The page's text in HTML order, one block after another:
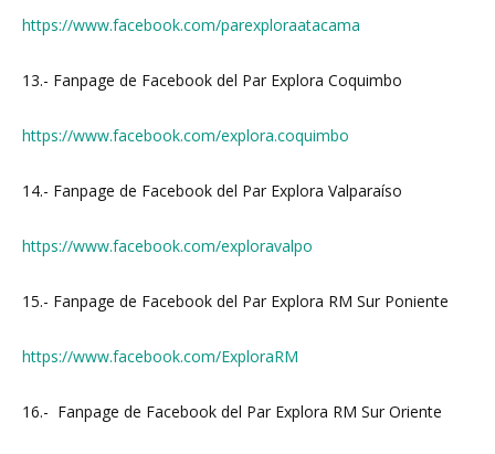
https://www.facebook.com/parexploraatacama
13.- Fanpage de Facebook del Par Explora Coquimbo
https://www.facebook.com/explora.coquimbo
14.- Fanpage de Facebook del Par Explora Valparaíso
https://www.facebook.com/exploravalpo
15.- Fanpage de Facebook del Par Explora RM Sur Poniente
https://www.facebook.com/ExploraRM
16.- Fanpage de Facebook del Par Explora RM Sur Oriente